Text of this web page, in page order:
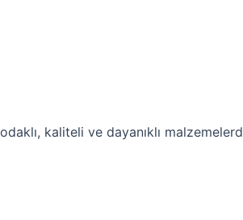
kaliteli ve dayanıklı